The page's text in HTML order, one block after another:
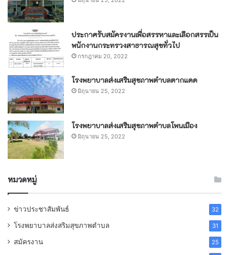
ประกาศรับสมัครงานเพื่อสรรหาและเลือกสรรเป็น
พนักงานกระทรวงสาธารณสุขทั่วไป
กรกฎาคม 20, 2022
โรงพยาบาลส่งเสริมสุขภาพตำบลตากแดด
มิถุนายน 25, 2022
โรงพยาบาลส่งเสริมสุขภาพตำบลโพนเมือง
มิถุนายน 25, 2022
หมวดหมู่
ข่าวประชาสัมพันธ์ 32
โรงพยาบาลส่งสริมสุขภาพตำบล 31
สมัครงาน 25